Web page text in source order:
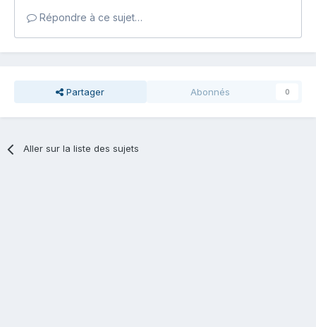
Répondre à ce sujet…
Partager Abonnés 0
Aller sur la liste des sujets